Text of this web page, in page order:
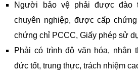
Người bảo vệ phải được đào
chuyên nghiệp, được cấp
chứng chỉ PCCC, Giấy phép sử
Phải có trình độ văn hóa, nhận
đức tốt, trung thực, trách nhiệm